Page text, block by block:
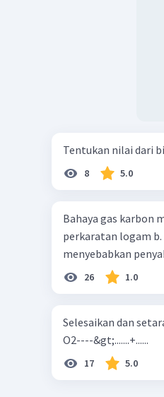
Tentukan nilai dari
8 5.0
Bahaya gas karbon
perkaratan logam b. mengurangi kadar CO2 di udara c. merusak lapisan ozon d.
26 1.0
Selesaikan dan
O2----&gt;.......+......
17 5.0